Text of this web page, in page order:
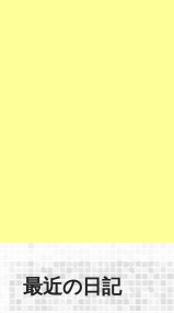
最近の日記